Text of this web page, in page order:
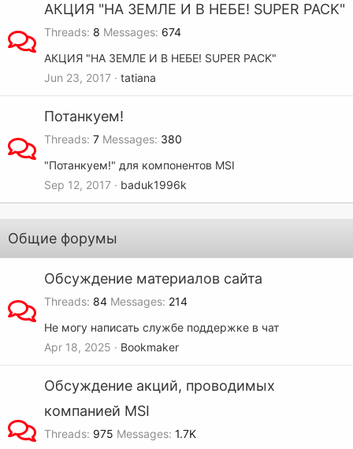
АКЦИЯ "НА ЗЕМЛЕ И В НЕБЕ! SUPER PACK"
Threads 8 Messages 674
АКЦИЯ "НА ЗЕМЛЕ И В НЕБЕ! SUPER PACK"
Jun 23, 2017
tatiana
Потанкуем!
Threads 7 Messages 380
"Потанкуем!" для компонентов MSI
Sep 12, 2017
baduk1996k
Общие форумы
Обсуждение материалов сайта
Threads 84 Messages 214
Не могу написать службе поддержке в чат
Apr 18, 2025
Bookmaker
Обсуждение акций, проводимых
компанией MSI
Threads 975 Messages 1.7K